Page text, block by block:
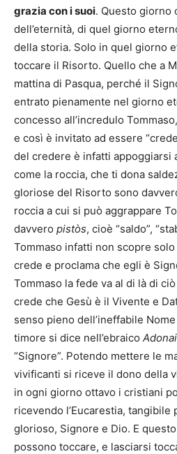
grazia con i suoi. Questo giorno
dell’eternità, di quel giorno
della storia. Solo in quel giorno
toccare il Risorto. Quello che a
mattina di Pasqua, perché il
entrato pienamente nel giorno
concesso all’incredulo
e così è invitato ad essere
del credere è infatti appoggiarsi
come la roccia, che ti dona
gloriose del Risorto sono
roccia a cui si può aggrappare
davvero pistòs, cioè “saldo”,
Tommaso infatti non scopre
crede e proclama che egli è
Tommaso la fede va al di là di
crede che Gesù è il Vivente e
senso pieno dell’ineffabile
timore si dice nell’ebraico Adonai
“Signore”. Potendo mettere le
vivificanti si riceve il dono della
in ogni giorno ottavo i cristiani
ricevendo l’Eucarestia, tangibile
glorioso, Signore e Dio. E
possono toccare, e lasciarsi